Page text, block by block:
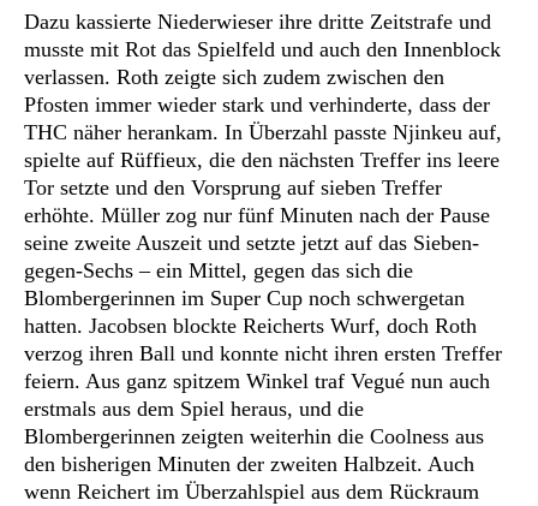
Dazu kassierte Niederwieser ihre dritte Zeitstrafe und
musste mit Rot das Spielfeld und auch den Innenblock
verlassen. Roth zeigte sich zudem zwischen den
Pfosten immer wieder stark und verhinderte, dass der
THC näher herankam. In Überzahl passte Njinkeu auf,
spielte auf Rüffieux, die den nächsten Treffer ins leere
Tor setzte und den Vorsprung auf sieben Treffer
erhöhte. Müller zog nur fünf Minuten nach der Pause
seine zweite Auszeit und setzte jetzt auf das Sieben-
gegen-Sechs – ein Mittel, gegen das sich die
Blombergerinnen im Super Cup noch schwergetan
hatten. Jacobsen blockte Reicherts Wurf, doch Roth
verzog ihren Ball und konnte nicht ihren ersten Treffer
feiern. Aus ganz spitzem Winkel traf Vegué nun auch
erstmals aus dem Spiel heraus, und die
Blombergerinnen zeigten weiterhin die Coolness aus
den bisherigen Minuten der zweiten Halbzeit. Auch
wenn Reichert im Überzahlspiel aus dem Rückraum